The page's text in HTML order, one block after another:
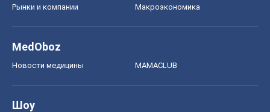
Рынки и компании Mакроэкономика
MedOboz
Новости медицины MAMACLUB
Шоу